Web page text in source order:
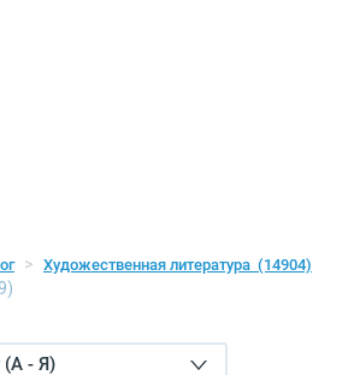
Художественная литература (14904)
(А - Я)